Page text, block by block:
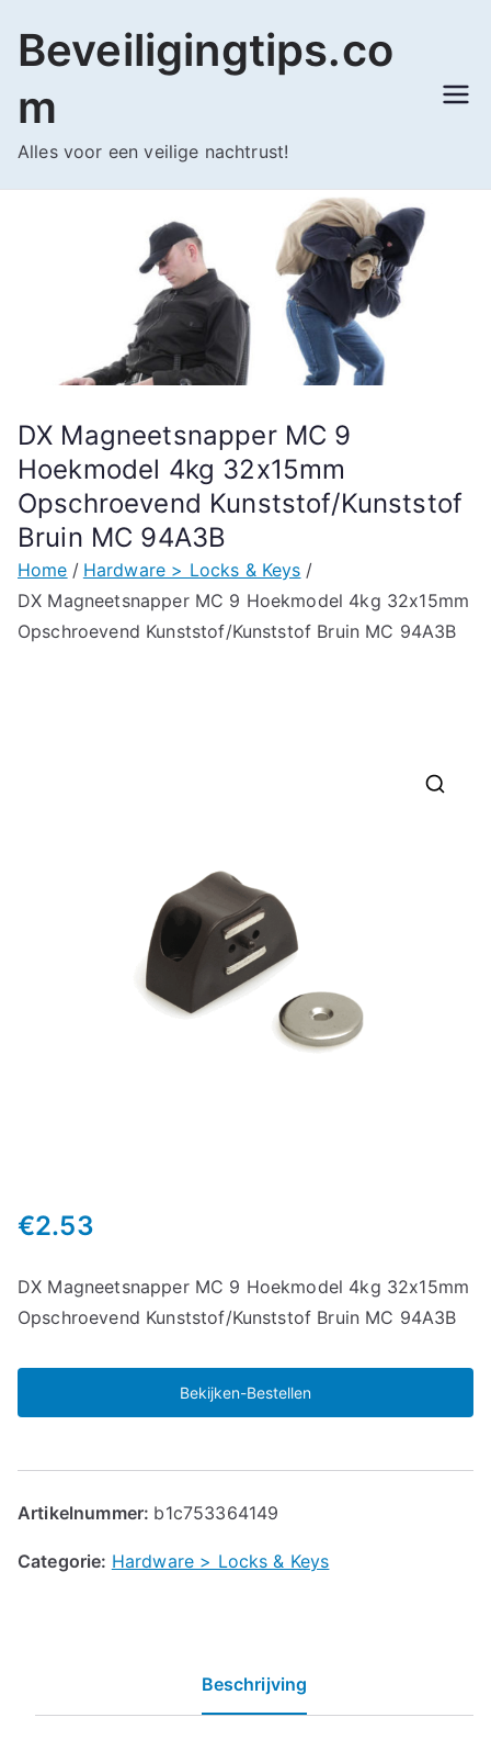
naar
inhoud
Beveiligingtips.co
m
Alles voor een veilige nachtrust!
DX Magneetsnapper MC 9
Hoekmodel 4kg 32x15mm
Opschroevend Kunststof/Kunststof
Bruin MC 94A3B
Home
Hardware > Locks & Keys
DX Magneetsnapper MC 9 Hoekmodel 4kg 32x15mm
Opschroevend Kunststof/Kunststof Bruin MC 94A3B
€2.53
DX Magneetsnapper MC 9 Hoekmodel 4kg 32x15mm
Opschroevend Kunststof/Kunststof Bruin MC 94A3B
Bekijken-Bestellen
Artikelnummer: b1c753364149
Categorie: Hardware > Locks & Keys
Beschrijving